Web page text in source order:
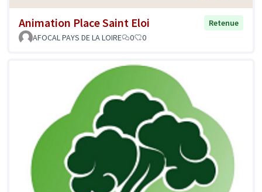
Animation Place Saint Eloi
Retenue
AFOCAL PAYS DE LA LOIRE
0 0